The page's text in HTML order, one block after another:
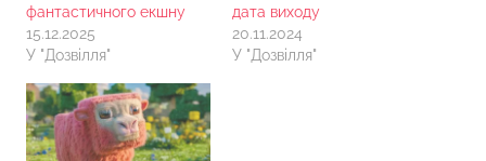
фантастичного екшну
15.12.2025
У "Дозвілля"
дата виходу
20.11.2024
У "Дозвілля"